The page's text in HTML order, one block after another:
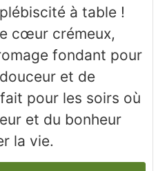
à table !
cœur crémeux,
fondant pour
et de
pour les soirs où
et du bonheur
la vie.